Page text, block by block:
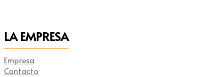
LA EMPRESA
Empresa
Contacto